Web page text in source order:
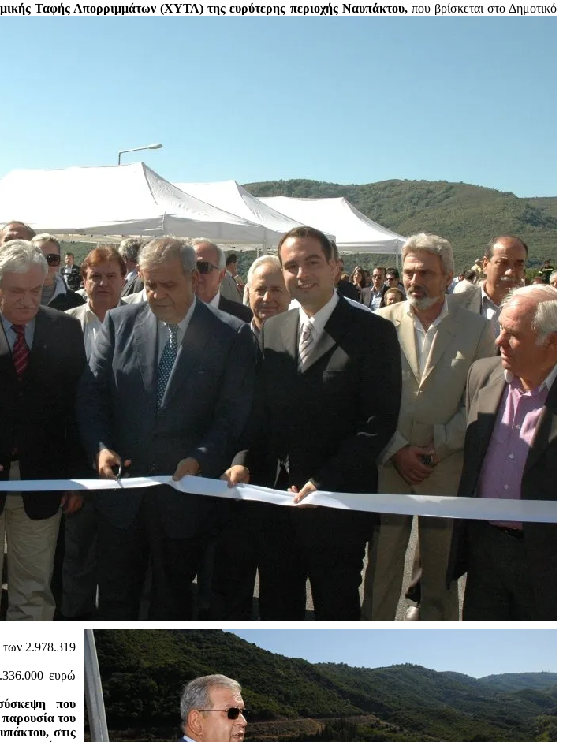
Ταφής Απορριμμάτων (ΧΥΤΑ) της ευρύτερης περιοχής Ναυπάκτου,που βρίσκεται στο Δημοτικό
των 2.978.319
ευρώ
που
του
στις